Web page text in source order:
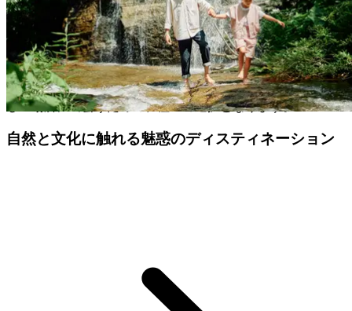
に寝転んで自然に身をゆだね、元気をチャージするのも良い
でしょう。
お客様がオールインクルーシブ・ホリデーを選ぶ理由。それ
が、気分転換のためでも、エンターテイメントのためでも、
予算が限られているためでも、あるいはそのすべてであって
も。その選択は、カップルであれ家族であれ、世界で最も美
しい場所に出会うための、極上の選択となります。
自然と文化に触れる魅惑のディスティネーション